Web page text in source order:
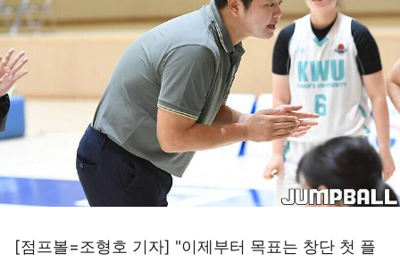
[점프볼=조형호 기자] "이제부터 목표는 창단 첫 플